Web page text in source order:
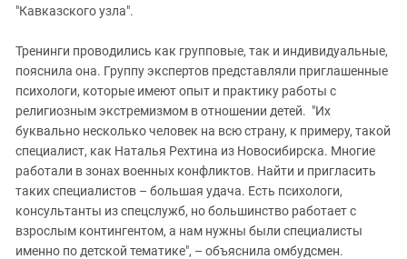
"Кавказского узла".
Тренинги проводились как групповые, так и индивидуальные,
пояснила она. Группу экспертов представляли приглашенные
психологи, которые имеют опыт и практику работы с
религиозным экстремизмом в отношении детей. "Их
буквально несколько человек на всю страну, к примеру, такой
специалист, как Наталья Рехтина из Новосибирска. Многие
работали в зонах военных конфликтов. Найти и пригласить
таких специалистов – большая удача. Есть психологи,
консультанты из спецслужб, но большинство работает с
взрослым контингентом, а нам нужны были специалисты
именно по детской тематике", – объяснила омбудсмен.